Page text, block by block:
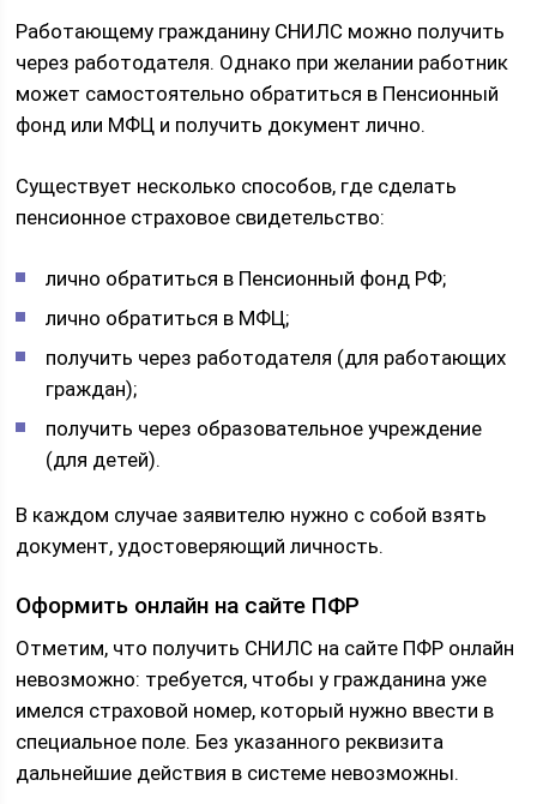
Работающему гражданину СНИЛС можно получить
через работодателя. Однако при желании работник
может самостоятельно обратиться в Пенсионный
фонд или МФЦ и получить документ лично.
Существует несколько способов, где сделать
пенсионное страховое свидетельство:
лично обратиться в Пенсионный фонд РФ;
лично обратиться в МФЦ;
получить через работодателя (для работающих
граждан);
получить через образовательное учреждение
(для детей).
В каждом случае заявителю нужно с собой взять
документ, удостоверяющий личность.
Оформить онлайн на сайте ПФР
Отметим, что получить СНИЛС на сайте ПФР онлайн
невозможно: требуется, чтобы у гражданина уже
имелся страховой номер, который нужно ввести в
специальное поле. Без указанного реквизита
дальнейшие действия в системе невозможны.